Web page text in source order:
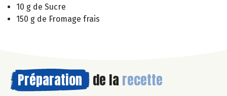
10 g de Sucre
150 g de Fromage frais
Préparation de la recette